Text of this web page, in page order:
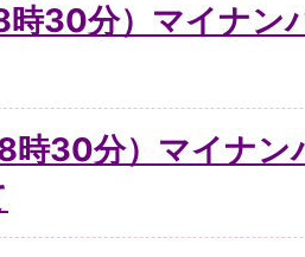
8時30分）マイナン
8時30分）マイナ